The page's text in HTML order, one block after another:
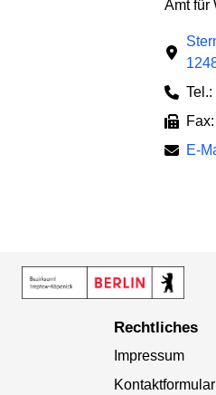
Amt für
Tel.:
E-
Rechtliches
Impressum
Kontaktformular